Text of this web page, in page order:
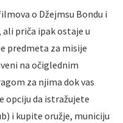
o Džejmsu Bondu i
priča ipak ostaje u
predmeta za misije
na očiglednim
za njima dok vas
opciju da istražujete
i kupite oružje, municiju